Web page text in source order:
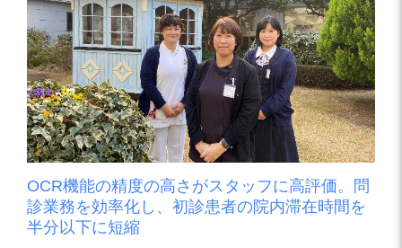
OCR機能の精度の高さがスタッフに高評価。問
診業務を効率化し、初診患者の院内滞在時間を
半分以下に短縮